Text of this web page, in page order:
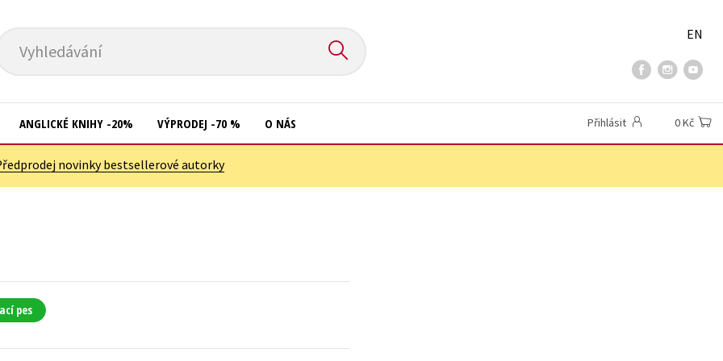
Vyhledávání
EN
ANGLICKÉ KNIHY -20% VÝPRODEJ -70 % O NÁS Přihlásit 0 Kč
novinky bestsellerové autorky
pes